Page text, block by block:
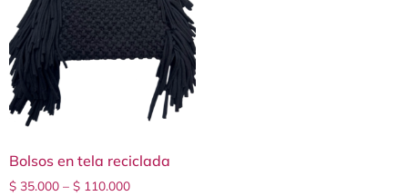
Bolsos en tela reciclada
$ 35.000 – $ 110.000